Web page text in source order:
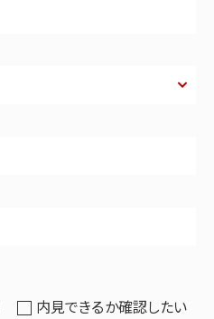
内見できるか確認したい